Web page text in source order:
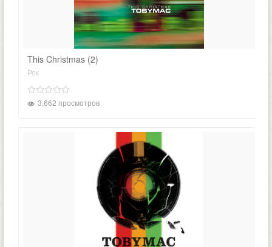
This Christmas (2)
Рок
3,662 просмотров